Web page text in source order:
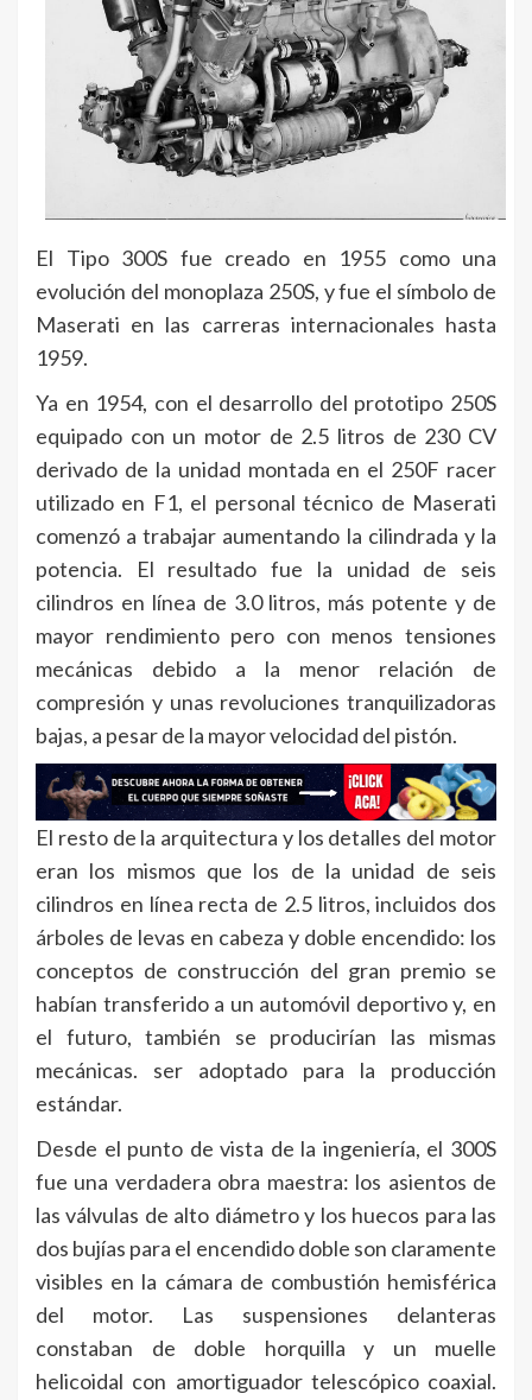
El Tipo 300S fue creado en 1955 como una
evolución del monoplaza 250S, y fue el símbolo de
Maserati en las carreras internacionales hasta
1959.
Ya en 1954, con el desarrollo del prototipo 250S
equipado con un motor de 2.5 litros de 230 CV
derivado de la unidad montada en el 250F racer
utilizado en F1, el personal técnico de Maserati
comenzó a trabajar aumentando la cilindrada y la
potencia. El resultado fue la unidad de seis
cilindros en línea de 3.0 litros, más potente y de
mayor rendimiento pero con menos tensiones
mecánicas debido a la menor relación de
compresión y unas revoluciones tranquilizadoras
bajas, a pesar de la mayor velocidad del pistón.
El resto de la arquitectura y los detalles del motor
eran los mismos que los de la unidad de seis
cilindros en línea recta de 2.5 litros, incluidos dos
árboles de levas en cabeza y doble encendido: los
conceptos de construcción del gran premio se
habían transferido a un automóvil deportivo y, en
el futuro, también se producirían las mismas
mecánicas. ser adoptado para la producción
estándar.
Desde el punto de vista de la ingeniería, el 300S
fue una verdadera obra maestra: los asientos de
las válvulas de alto diámetro y los huecos para las
dos bujías para el encendido doble son claramente
visibles en la cámara de combustión hemisférica
del motor. Las suspensiones delanteras
constaban de doble horquilla y un muelle
helicoidal con amortiguador telescópico coaxial.